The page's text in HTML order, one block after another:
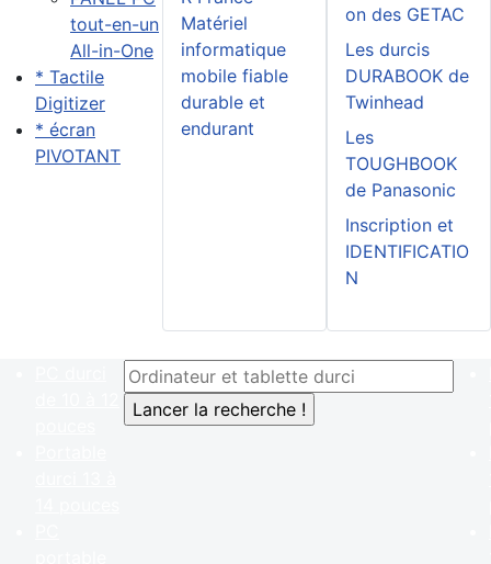
tout-en-un
All-in-One
* Tactile
Digitizer
* écran
PIVOTANT
Matériel
informatique
mobile fiable
durable et
endurant
on des GETAC
Les durcis
DURABOOK de
Twinhead
Les
TOUGHBOOK
de Panasonic
Inscription et
IDENTIFICATIO
N